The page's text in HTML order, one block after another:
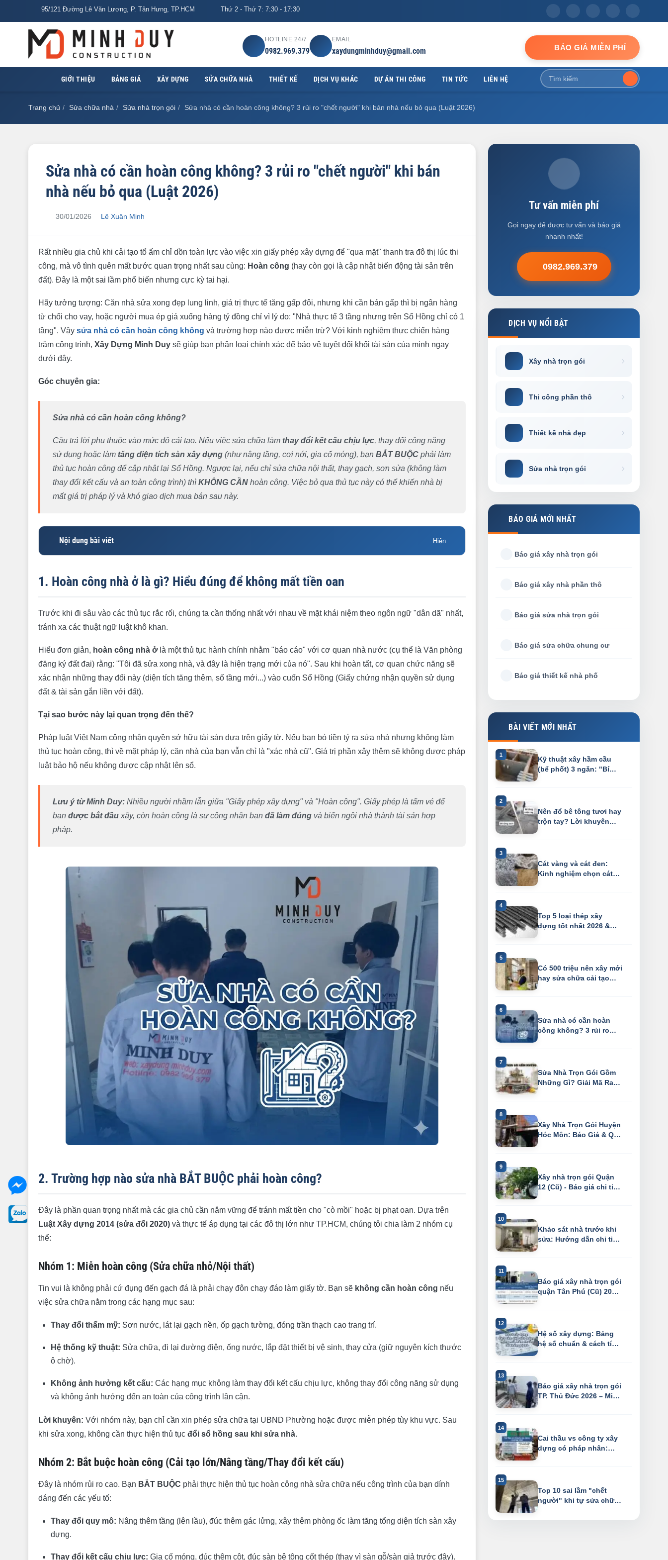
95/121 Đường Lê Văn Lương, P. Tân Hưng, TP.HCM Thứ 2 - Thứ 7: 7:30 - 17:30
HOTLINE 24/7
0982.969.379
EMAIL
xaydungminhduy@gmail.com BÁO GIÁ MIỄN PHÍ
GIỚI THIỆU BẢNG GIÁ XÂY DỰNG SỬA CHỮA NHÀ THIẾT KẾ DỊCH VỤ KHÁC DỰ ÁN THI CÔNG TIN TỨC LIÊN HỆ
Trang chủ Sửa chữa nhà Sửa nhà trọn gói Sửa nhà có cần hoàn công không? 3 rủi ro "chết người" khi bán nhà nếu bỏ qua (Luật 2026)
Sửa nhà có cần hoàn công không? 3 rủi ro "chết người" khi bán
nhà nếu bỏ qua (Luật 2026)
30/01/2026 Lê Xuân Minh
Rất nhiều gia chủ khi cải tạo tổ ấm chỉ dồn toàn lực vào việc xin giấy phép xây dựng để "qua mặt" thanh tra đô thị lúc thi
công, mà vô tình quên mất bước quan trọng nhất sau cùng: Hoàn công (hay còn gọi là cập nhật biến động tài sản trên
đất). Đây là một sai lầm phổ biến nhưng cực kỳ tai hại.
Hãy tưởng tượng: Căn nhà sửa xong đẹp lung linh, giá trị thực tế tăng gấp đôi, nhưng khi cần bán gấp thì bị ngân hàng
từ chối cho vay, hoặc người mua ép giá xuống hàng tỷ đồng chỉ vì lý do: "Nhà thực tế 3 tầng nhưng trên Sổ Hồng chỉ có 1
tầng". Vậy sửa nhà có cần hoàn công không và trường hợp nào được miễn trừ? Với kinh nghiệm thực chiến hàng
trăm công trình, Xây Dựng Minh Duy sẽ giúp bạn phân loại chính xác để bảo vệ tuyệt đối khối tài sản của mình ngay
dưới đây.
Góc chuyên gia:
Sửa nhà có cần hoàn công không?
Câu trả lời phụ thuộc vào mức độ cải tạo. Nếu việc sửa chữa làm thay đổi kết cấu chịu lực, thay đổi công năng
sử dụng hoặc làm tăng diện tích sàn xây dựng (như nâng tầng, cơi nới, gia cố móng), bạn BẮT BUỘC phải làm
thủ tục hoàn công để cập nhật lại Sổ Hồng. Ngược lại, nếu chỉ sửa chữa nội thất, thay gạch, sơn sửa (không làm
thay đổi kết cấu và an toàn công trình) thì KHÔNG CẦN hoàn công. Việc bỏ qua thủ tục này có thể khiến nhà bị
mất giá trị pháp lý và khó giao dịch mua bán sau này.
Nội dung bài viết Hiện
2. Trường hợp nào sửa nhà BẮT BUỘC phải hoàn công?
4. Rủi ro "tiền tỷ" nếu không hoàn công nhà sau sửa chữa
5. Quy trình thủ tục hoàn công nhà sửa chữa tại TP.HCM
6. Câu hỏi thường gặp về hoàn công (FAQ)
7. Tại sao nên chọn Xây Dựng Minh Duy: "Xây chuẩn - Pháp lý sạch"
1. Hoàn công nhà ở là gì? Hiểu đúng để không mất tiền oan
Trước khi đi sâu vào các thủ tục rắc rối, chúng ta cần thống nhất với nhau về mặt khái niệm theo ngôn ngữ "dân dã" nhất,
tránh xa các thuật ngữ luật khô khan.
Hiểu đơn giản, hoàn công nhà ởlà một thủ tục hành chính nhằm "báo cáo" với cơ quan nhà nước (cụ thể là Văn phòng
đăng ký đất đai) rằng: "Tôi đã sửa xong nhà, và đây là hiện trạng mới của nó". Sau khi hoàn tất, cơ quan chức năng sẽ
xác nhận những thay đổi này (diện tích tăng thêm, số tầng mới...) vào cuốn Sổ Hồng (Giấy chứng nhận quyền sử dụng
đất & tài sản gắn liền với đất).
Tại sao bước này lại quan trọng đến thế?
Pháp luật Việt Nam công nhận quyền sở hữu tài sản dựa trên giấy tờ. Nếu bạn bỏ tiền tỷ ra sửa nhà nhưng không làm
thủ tục hoàn công, thì về mặt pháp lý, căn nhà của bạn vẫn chỉ là "xác nhà cũ". Giá trị phần xây thêm sẽ không được pháp
luật bảo hộ nếu không được cập nhật lên sổ.
Lưu ý từ Minh Duy: Nhiều người nhầm lẫn giữa "Giấy phép xây dựng" và "Hoàn công". Giấy phép là tấm vé để
bạn được bắt đầu xây, còn hoàn công là sự công nhận bạn đã làm đúng và biến ngôi nhà thành tài sản hợp
pháp.
2. Trường hợp nào sửa nhà BẮT BUỘC phải hoàn công?
Đây là phần quan trọng nhất mà các gia chủ cần nắm vững để tránh mất tiền cho "cò mồi" hoặc bị phạt oan. Dựa trên
Luật Xây dựng 2014 (sửa đổi 2020) và thực tế áp dụng tại các đô thị lớn như TP.HCM, chúng tôi chia làm 2 nhóm cụ
thể:
Nhóm 1: Miễn hoàn công (Sửa chữa nhỏ/Nội thất)
Tin vui là không phải cứ đụng đến gạch đá là phải chạy đôn chạy đáo làm giấy tờ. Bạn sẽ không cần hoàn công nếu
việc sửa chữa nằm trong các hạng mục sau:
Thay đổi thẩm mỹ: Sơn nước, lát lại gạch nền, ốp gạch tường, đóng trần thạch cao trang trí.
Hệ thống kỹ thuật: Sửa chữa, đi lại đường điện, ống nước, lắp đặt thiết bị vệ sinh, thay cửa (giữ nguyên kích thước
ô chờ).
Không ảnh hưởng kết cấu: Các hạng mục không làm thay đổi kết cấu chịu lực, không thay đổi công năng sử dụng
và không ảnh hưởng đến an toàn của công trình lân cận.
Lời khuyên: Với nhóm này, bạn chỉ cần xin phép sửa chữa tại UBND Phường hoặc được miễn phép tùy khu vực. Sau
khi sửa xong, không cần thực hiện thủ tục đổi sổ hồng sau khi sửa nhà.
Nhóm 2: Bắt buộc hoàn công (Cải tạo lớn/Nâng tầng/Thay đổi kết cấu)
Đây là nhóm rủi ro cao. Bạn BẮT BUỘC phải thực hiện thủ tục hoàn công nhà sửa chữa nếu công trình của bạn dính
dáng đến các yếu tố:
Thay đổi quy mô: Nâng thêm tầng (lên lầu), đúc thêm gác lửng, xây thêm phòng ốc làm tăng tổng diện tích sàn xây
dựng.
Thay đổi kết cấu chịu lực: Gia cố móng, đúc thêm cột, đúc sàn bê tông cốt thép (thay vì sàn gỗ/sàn giả trước đây).
Tư vấn miễn phí
Gọi ngay để được tư vấn và báo giá
nhanh nhất!
0982.969.379
DỊCH VỤ NỔI BẬT
Xây nhà trọn gói
Thi công phần thô
Thiết kế nhà đẹp
Sửa nhà trọn gói
BÁO GIÁ MỚI NHẤT
Báo giá xây nhà trọn gói
Báo giá xây nhà phần thô
Báo giá sửa nhà trọn gói
Báo giá sửa chữa chung cư
Báo giá thiết kế nhà phố
BÀI VIẾT MỚI NHẤT
Kỹ thuật xây hầm cầu
(bể phốt) 3 ngăn: "Bí
Nên đổ bê tông tươi hay
trộn tay? Lời khuyên
Cát vàng và cát đen:
Kinh nghiệm chọn cát
Top 5 loại thép xây
dựng tốt nhất 2026 &
Có 500 triệu nên xây mới
hay sửa chữa cải tạo
Sửa nhà có cần hoàn
công không? 3 rủi ro
Sửa Nhà Trọn Gói Gồm
Những Gì? Giải Mã Ranh
Xây Nhà Trọn Gói Huyện
Hóc Môn: Báo Giá & Quy
Xây nhà trọn gói Quận
12 (Cũ) - Báo giá chi tiết
Khảo sát nhà trước khi
sửa: Hướng dẫn chi tiết
Báo giá xây nhà trọn gói
quận Tân Phú (Cũ) 2026
Hệ số xây dựng: Bảng
hệ số chuẩn & cách tính
Báo giá xây nhà trọn gói
TP. Thủ Đức 2026 – Miễn
Cai thầu vs công ty xây
dựng có pháp nhân:
Top 10 sai lầm "chết
người" khi tự sửa chữa